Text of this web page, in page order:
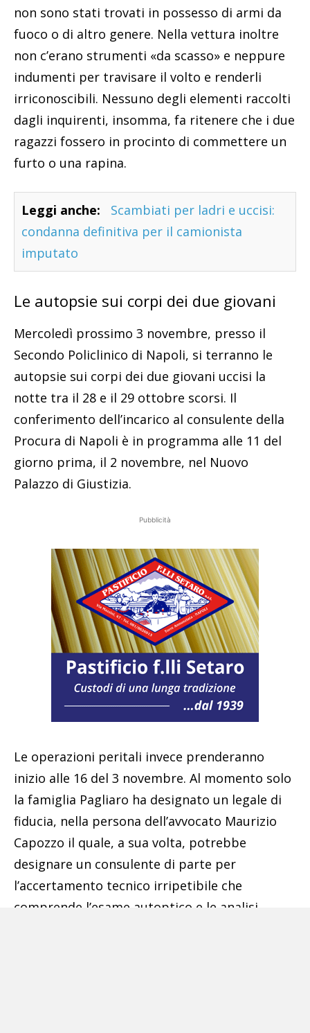
non sono stati trovati in possesso di armi da
fuoco o di altro genere. Nella vettura inoltre
non c’erano strumenti «da scasso» e neppure
indumenti per travisare il volto e renderli
irriconoscibili. Nessuno degli elementi raccolti
dagli inquirenti, insomma, fa ritenere che i due
ragazzi fossero in procinto di commettere un
furto o una rapina.
Leggi anche:
Scambiati per ladri e uccisi:
condanna definitiva per il camionista
imputato
Le autopsie sui corpi dei due giovani
Mercoledì prossimo 3 novembre, presso il
Secondo Policlinico di Napoli, si terranno le
autopsie sui corpi dei due giovani uccisi la
notte tra il 28 e il 29 ottobre scorsi. Il
conferimento dell’incarico al consulente della
Procura di Napoli è in programma alle 11 del
giorno prima, il 2 novembre, nel Nuovo
Palazzo di Giustizia.
Pubblicità
Le operazioni peritali invece prenderanno
inizio alle 16 del 3 novembre. Al momento solo
la famiglia Pagliaro ha designato un legale di
fiducia, nella persona dell’avvocato Maurizio
Capozzo il quale, a sua volta, potrebbe
designare un consulente di parte per
l’accertamento tecnico irripetibile che
comprende l’esame autoptico e le analisi